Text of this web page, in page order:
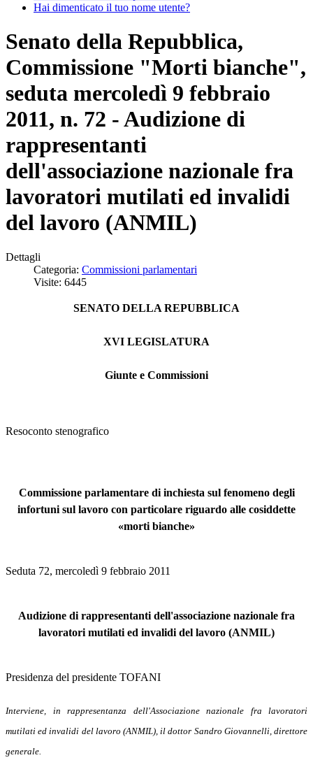
Hai dimenticato il tuo nome utente?
Senato della Repubblica,
Commissione "Morti bianche",
seduta mercoledì 9 febbraio
2011, n. 72 - Audizione di
rappresentanti
dell'associazione nazionale fra
lavoratori mutilati ed invalidi
del lavoro (ANMIL)
Dettagli
Categoria: Commissioni parlamentari
Visite: 6445
SENATO DELLA REPUBBLICA
XVI LEGISLATURA
Giunte e Commissioni
Resoconto stenografico
Commissione parlamentare di inchiesta sul fenomeno degli
infortuni sul lavoro con particolare riguardo alle cosiddette
«morti bianche»
Seduta 72, mercoledì 9 febbraio 2011
Audizione di rappresentanti dell'associazione nazionale fra
lavoratori mutilati ed invalidi del lavoro (ANMIL)
Presidenza del presidente TOFANI
Interviene, in rappresentanza dell'Associazione nazionale fra lavoratori
mutilati ed invalidi del lavoro (ANMIL), il dottor Sandro Giovannelli, direttore
generale.